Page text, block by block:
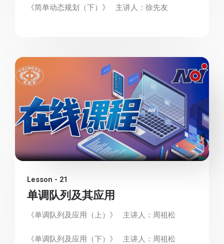
《简单动态规划（下）》 主讲人：徐先友
Lesson - 21
单调队列及其应用
《单调队列及应用（上）》 主讲人：周祖松
《单调队列及应用（下）》 主讲人：周祖松